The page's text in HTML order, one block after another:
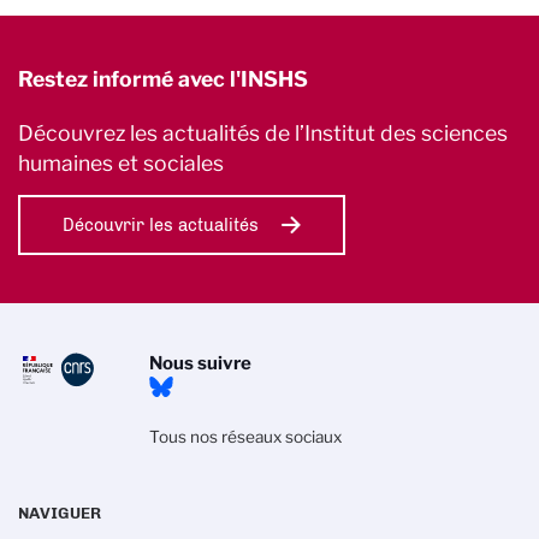
Restez informé avec l'INSHS
Découvrez les actualités de l’Institut des sciences
humaines et sociales
Découvrir les actualités
Nous suivre
Tous nos réseaux sociaux
NAVIGUER